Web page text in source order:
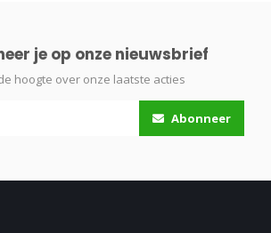
je op onze nieuwsbrief
hoogte over onze laatste acties
Abonneer